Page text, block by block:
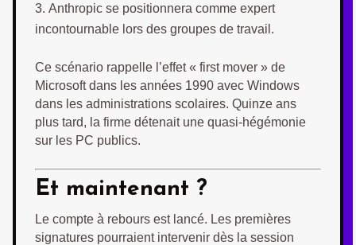
Anthropic se positionnera comme expert
incontournable lors des groupes de travail.
Ce scénario rappelle l’effet « first mover » de
Microsoft dans les années 1990 avec Windows
dans les administrations scolaires. Quinze ans
plus tard, la firme détenait une quasi-hégémonie
sur les PC publics.
Et maintenant ?
Le compte à rebours est lancé. Les premières
signatures pourraient intervenir dès la session